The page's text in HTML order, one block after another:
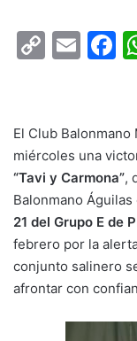
C
y
Li
n
k
E
l
F
e
b
o
o
k
El Club
miércoles una
“Tavi y Carmona”,
Balonmano
21 del Grupo E de
febrero por la
conjunto salinero
afrontar con